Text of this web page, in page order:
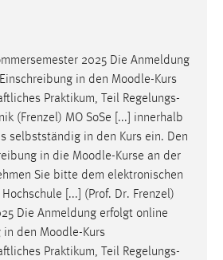
2025 Die Anmeldung
in den Moodle-Kurs
Praktikum, Teil Regelungs-
(Frenzel) MO SoSe [...] innerhalb
selbstständig in den Kurs ein. Den
in die Moodle-Kurse an der
Sie bitte dem elektronischen
[...] (Prof. Dr. Frenzel)
Die Anmeldung erfolgt online
in den Moodle-Kurs
Praktikum, Teil Regelungs-